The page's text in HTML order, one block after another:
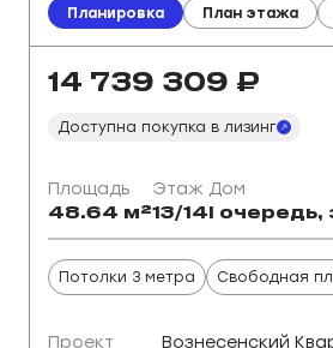
Планировка План этажа
14 739 309 ₽
Доступна покупка в лизинг
Площадь
48.64 м²
Этаж
13/14
Дом
I очередь,
Потолки 3 метра Свободная
Проект
Вознесенский